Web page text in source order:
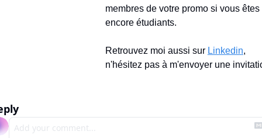
membres de votre promo si vous êtes
encore étudiants.
Retrouvez moi aussi sur Linkedin,
n'hésitez pas à m'envoyer une